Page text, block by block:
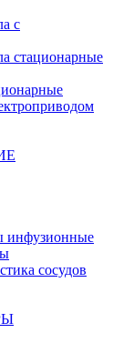
с
стационарные
инфузионные
сосудов